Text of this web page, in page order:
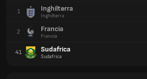
1 Inghilterra
Inghilterra
2 Francia
Francia
41 Sudafrica
Sudafrica